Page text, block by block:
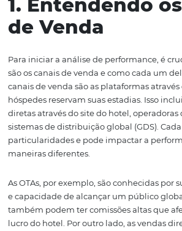
variáveis e prontos para se adaptar.
realizar essa análise, mas também
otimização de recursos, garantindo
em marketing e distribuição traga o
explorar os principais aspectos da
canais de venda e como você pode
1.
de Venda
Para iniciar a análise de